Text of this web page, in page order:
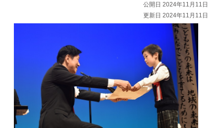
公開日 2024年11月11日
更新日 2024年11月11日